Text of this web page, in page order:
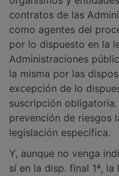
contratos de las
como agentes del
por lo dispuesto en la
Administraciones
la misma por las
excepción de lo
suscripción
prevención de riesgos
legislación específica.
Y, aunque no venga
sí en la disp. final 1ª,